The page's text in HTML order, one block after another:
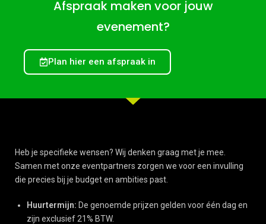
Afspraak maken voor jouw
evenement?
Plan hier een afspraak in
Heb je specifieke wensen? Wij denken graag met je mee.
Samen met onze eventpartners zorgen we voor een invulling
die precies bij je budget en ambities past.
Huurtermijn: De genoemde prijzen gelden voor één dag en
zijn exclusief 21% BTW.